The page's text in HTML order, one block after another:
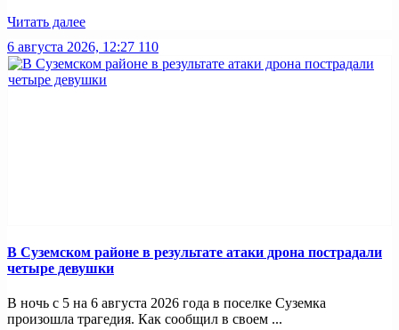
Читать далее
6 августа 2026, 12:27 110
В Суземском районе в результате атаки дрона пострадали
четыре девушки
В ночь с 5 на 6 августа 2026 года в поселке Суземка
произошла трагедия. Как сообщил в своем ...